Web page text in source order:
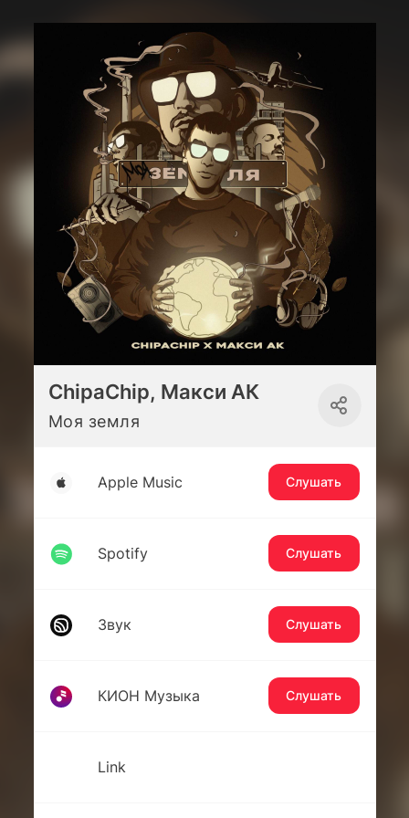
ChipaChip, Макси АК
Моя земля
Apple Music Слушать
Spotify Слушать
Звук Слушать
КИОН Музыка Слушать
Link